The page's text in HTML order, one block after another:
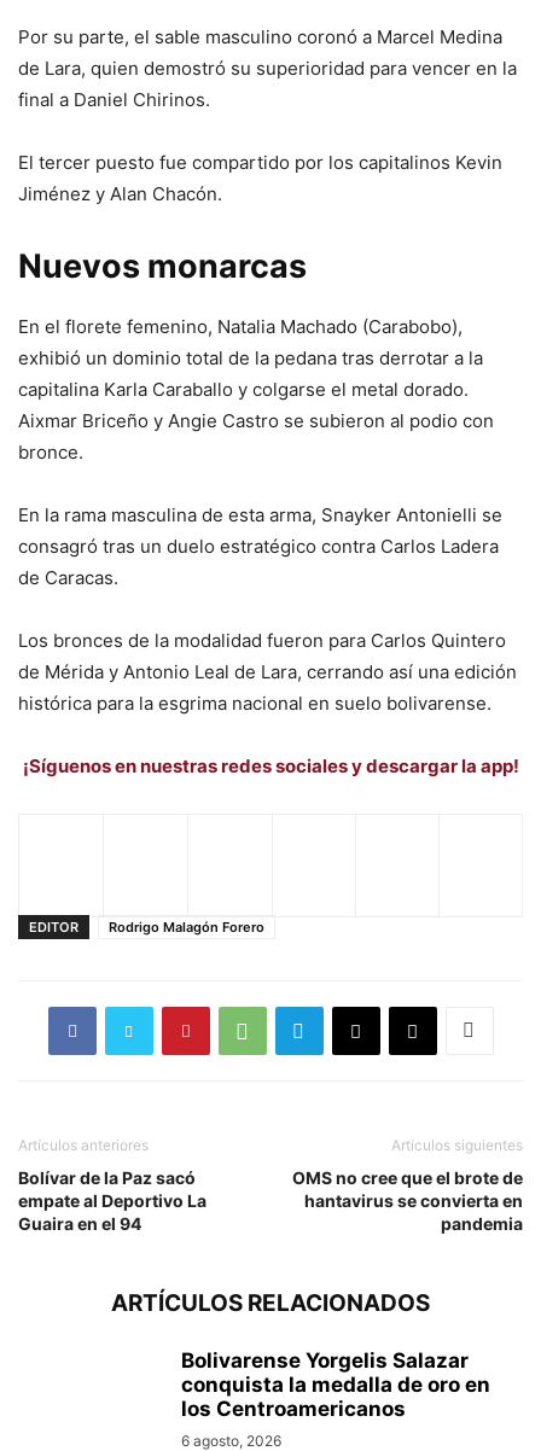
Por su parte, el sable masculino coronó a Marcel Medina
de Lara, quien demostró su superioridad para vencer en la
final a Daniel Chirinos.
El tercer puesto fue compartido por los capitalinos Kevin
Jiménez y Alan Chacón.
Nuevos monarcas
En el florete femenino, Natalia Machado (Carabobo),
exhibió un dominio total de la pedana tras derrotar a la
capitalina Karla Caraballo y colgarse el metal dorado.
Aixmar Briceño y Angie Castro se subieron al podio con
bronce.
En la rama masculina de esta arma, Snayker Antonielli se
consagró tras un duelo estratégico contra Carlos Ladera
de Caracas.
Los bronces de la modalidad fueron para Carlos Quintero
de Mérida y Antonio Leal de Lara, cerrando así una edición
histórica para la esgrima nacional en suelo bolivarense.
¡Síguenos en nuestras redes sociales y descargar la app!
EDITOR Rodrigo Malagón Forero
Artículos anteriores
Bolívar de la Paz sacó
empate al Deportivo La
Guaira en el 94
Artículos siguientes
OMS no cree que el brote de
hantavirus se convierta en
pandemia
ARTÍCULOS RELACIONADOS
Bolivarense Yorgelis Salazar
conquista la medalla de oro en
los Centroamericanos
6 agosto, 2026